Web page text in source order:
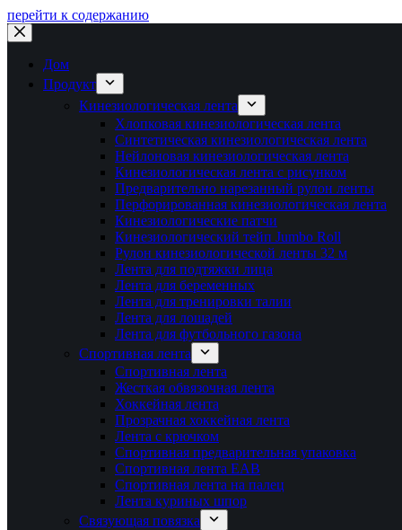
перейти к содержанию
Дом
Продукт
Кинезиологическая лента
Хлопковая кинезиологическая лента
Синтетическая кинезиологическая лента
Нейлоновая кинезиологическая лента
Кинезиологическая лента с рисунком
Предварительно нарезанный рулон ленты
Перфорированная кинезиологическая лента
Кинезиологические патчи
Кинезиологический тейп Jumbo Roll
Рулон кинезиологической ленты 32 м
Лента для подтяжки лица
Лента для беременных
Лента для тренировки талии
Лента для лошадей
Лента для футбольного газона
Спортивная лента
Спортивная лента
Жесткая обвязочная лента
Хоккейная лента
Прозрачная хоккейная лента
Лента с крючком
Спортивная предварительная упаковка
Спортивная лента EAB
Спортивная лента на палец
Лента куриных шпор
Связующая повязка